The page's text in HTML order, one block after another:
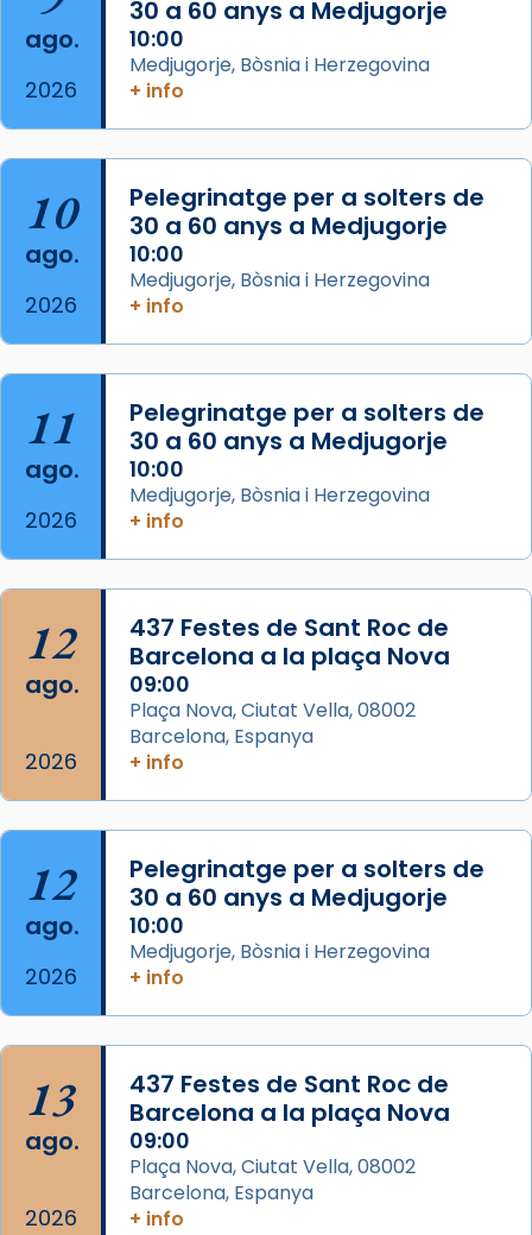
2 weeks ago
Aquest dilluns, 27 de juliol, ha tingut lloc la
missa d’acció de gràcies en agraïment al
comitè organitzador de la visita apostòlica
del Sant Pare Lleó XIV a Barcelona, i als
col·laboradors, a la Catedral de Barcelona.
L’arquebisbe de Barcelona, el cardenal Joan
Josep Omella, ha presidit la missa i l’ha
concelebrat el bisbe auxiliar de Barcelona,
Mons. David Abadías.
📸 Dr. G. Simón
Foto
View on Facebook · Share
Arquebisbat de Barcelona
2 weeks ago
Acompanyant la història de sant Cugat, a
partir de l’Edat Mitjana sorgeix la tradició
que les santes Juliana (“relatiu a Júlia”) i
Semproniana (“relatiu a Semprònia =
eterna”) són deixebles seves. I l’any 1667, el
frare Joan Gaspar Roig, afirma en una obra
que les santes són filles de l’antiga Iluro.
Mataró en reivindicarà les relíq
Foto
View on Facebook ·
ago.
2026
30 a 60 anys a Medjugorje
10:00
Medjugorje, Bòsnia i Herzegovina
+ info
10
ago.
2026
Pelegrinatge per a solters de
30 a 60 anys a Medjugorje
10:00
Medjugorje, Bòsnia i Herzegovina
+ info
11
ago.
2026
Pelegrinatge per a solters de
30 a 60 anys a Medjugorje
10:00
Medjugorje, Bòsnia i Herzegovina
+ info
12
ago.
2026
437 Festes de Sant Roc de
Barcelona a la plaça Nova
09:00
Plaça Nova, Ciutat Vella, 08002
Barcelona, Espanya
+ info
12
ago.
2026
Pelegrinatge per a solters de
30 a 60 anys a Medjugorje
10:00
Medjugorje, Bòsnia i Herzegovina
+ info
13
ago.
2026
437 Festes de Sant Roc de
Barcelona a la plaça Nova
09:00
Plaça Nova, Ciutat Vella, 08002
Barcelona, Espanya
+ info